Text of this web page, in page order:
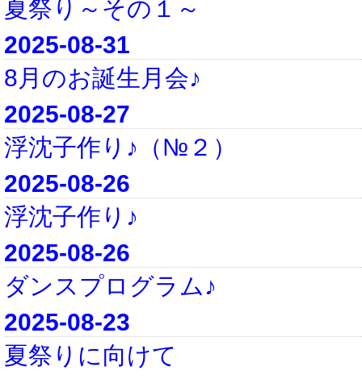
夏祭り～その１～
2025-08-31
8月のお誕生月会♪
2025-08-27
浮沈子作り♪（№２）
2025-08-26
浮沈子作り♪
2025-08-26
ダンスプログラム♪
2025-08-23
夏祭りに向けて